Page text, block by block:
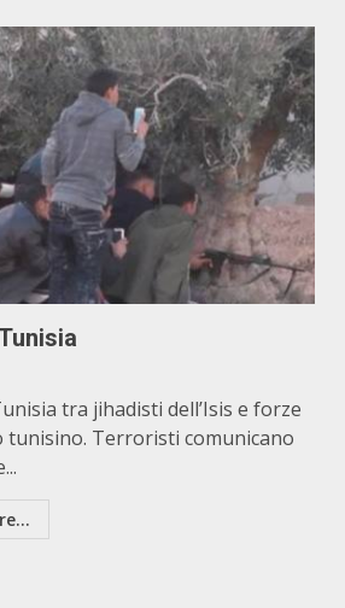
tra jihadisti dell’Isis e forze
tunisino. Terroristi comunicano